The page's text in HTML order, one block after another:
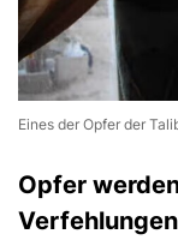
Eines der Opfer der
Opfer